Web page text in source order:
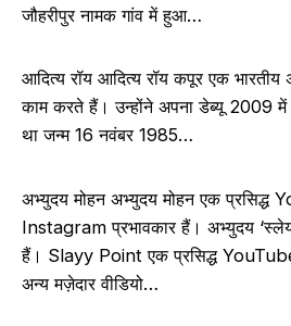
जौहरीपुर नामक गांव में हुआ…
आदित्य रॉय आदित्य रॉय कपूर एक भारतीय
काम करते हैं। उन्होंने अपना डेब्यू 2009 में
था जन्म 16 नवंबर 1985…
अभ्युदय मोहन अभ्युदय मोहन एक प्रसिद्ध
Instagram प्रभावकार हैं। अभ्युदय
हैं। Slayy Point एक प्रसिद्ध
अन्य मज़ेदार वीडियो…